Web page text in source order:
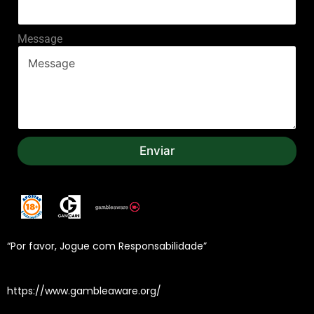
a
i
l
Message
Enviar
“Por favor, Jogue com Responsabilidade”
https://www.gambleaware.org/